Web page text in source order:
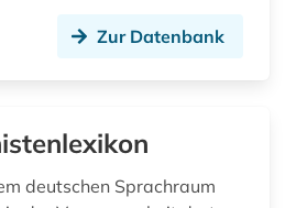
naturwissenschaften (2)
neuerwerbung (1)
Zur Datenbank
deutschen Sprachraum